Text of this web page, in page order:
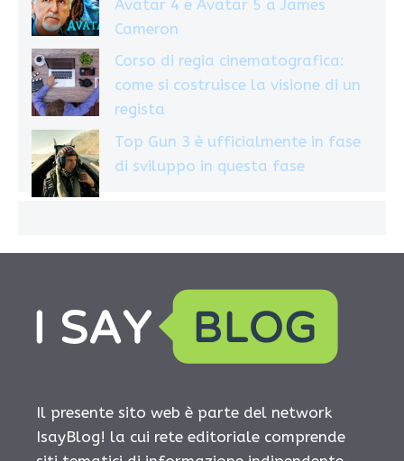
Avatar 4 e Avatar 5 a James
Cameron
Corso di regia cinematografica:
come si costruisce la visione di un
regista
Top Gun 3 è ufficialmente in fase
di sviluppo in questa fase
Il presente sito web è parte del network
IsayBlog! la cui rete editoriale comprende